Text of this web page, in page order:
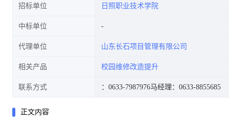
招标单位 日照职业技术学院
中标单位
代理单位 山东长石项目管理有限公司
相关产品 校园维修改造提升
联系方式 ：0633-7987976马经理：0633-8855685
正文内容